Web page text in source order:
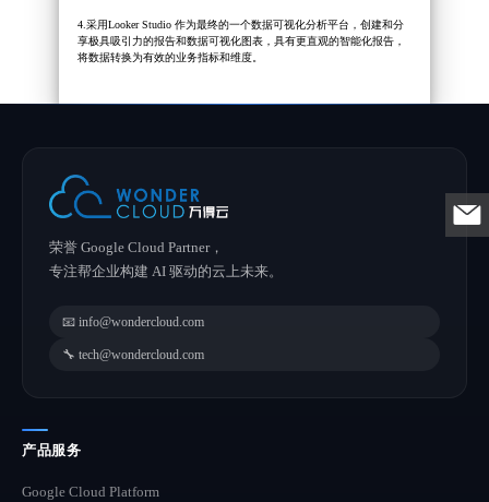
4.采用Looker Studio 作为最终的一个数据可视化分析平台，创建和分
享极具吸引力的报告和数据可视化图表，具有更直观的智能化报告，
将数据转换为有效的业务指标和维度。
荣誉 Google Cloud Partner，
专注帮企业构建 AI 驱动的云上未来。
📧 info@wondercloud.com
🔧 tech@wondercloud.com
产品服务
Google Cloud Platform